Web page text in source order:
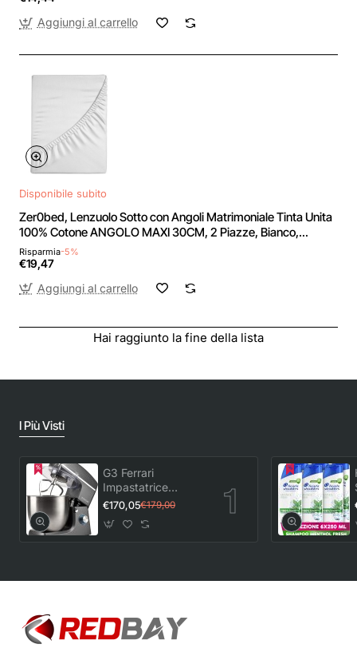
Aggiungi al carrello
Disponibile subito
Zer0bed, Lenzuolo Sotto con Angoli Matrimoniale Tinta Unita
100% Cotone ANGOLO MAXI 30CM, 2 Piazze, Bianco,
180x200 - 180x200 + 30 Bianco
Risparmia-5%
€19,47
Aggiungi al carrello
Hai raggiunto la fine della lista
I Più Visti
G3 Ferrari
Impastatrice
Planetaria con
Tirapasta Pastaio
10&Lode G20113,
Grigio
€170,05€179,00